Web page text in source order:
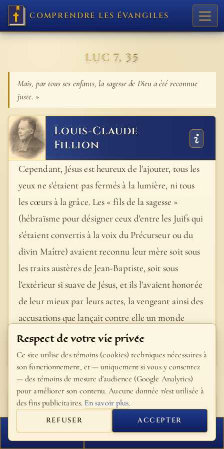
COMPRENDRE LES ÉVANGILES
LUC 7, 35
Mais, par tous ses enfants, la sagesse de Dieu a été reconnue
juste. »
Louis-Claude
Fillion
Cependant, Jésus est heureux de l'ajouter, tous les
yeux ne s'étaient pas fermés à la lumière, ni tous
les cœurs à la grâce. Les « fils de la sagesse »
(hébraïsme pour désigner ceux d'entre les Juifs qui
s'étaient convertis à la voix du Précurseur ou du
divin Maître) avaient reconnu leur mère soit sous
les traits austères de Jean-Baptiste, soit sous
l'extérieur si suave de Jésus, et ils l'avaient honorée
de leur mieux par leurs actes, la vengeant ainsi des
accusations que lançait contre elle un monde
réprouvé.
- Bible Fillion
Saint Bède le
Vénérable
La génération présente des Juifs est comparée à
FERMER PROCHAIN VERSET
Respect de votre vie privée
Ce site utilise des témoins (cookies) techniques nécessaires à
son fonctionnement, et — uniquement si vous y consentez
— des témoins de mesure d'audience (Google Analytics)
pour améliorer son contenu. Aucune donnée n'est utilisée à
des fins publicitaires. En savoir plus.
REFUSER ACCEPTER